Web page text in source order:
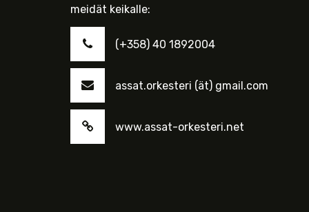
meidät keikalle:
(+358) 40 1892004
assat.orkesteri (ät) gmail.com
www.assat-orkesteri.net